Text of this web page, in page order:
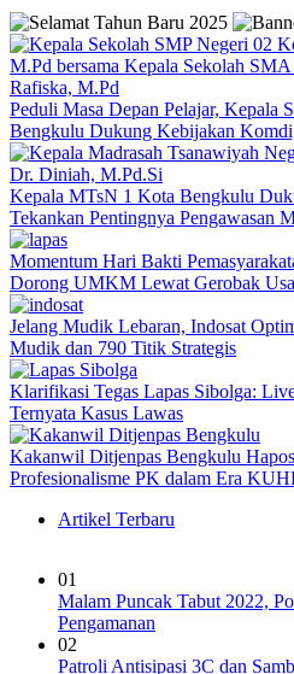
Peduli Masa Depan Pelajar,
Bengkulu Dukung Kebijakan
Kepala MTsN 1 Kota Bengkulu
Tekankan Pentingnya Pengawasan
Momentum Hari Bakti
Dorong UMKM Lewat Gerobak
Jelang Mudik Lebaran, Indosat
Mudik dan 790 Titik Strategis
Klarifikasi Tegas Lapas Sibolga:
Ternyata Kasus Lawas
Kakanwil Ditjenpas Bengkulu
Profesionalisme PK dalam Era
Artikel Terbaru
01
Malam Puncak Tabut 2022,
Pengamanan
02
Patroli Antisipasi 3C dan